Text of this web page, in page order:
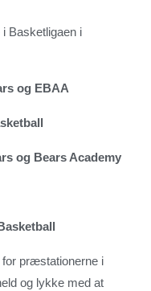
Basketligaen i
og EBAA
og Bears Academy
præstationerne i
og lykke med at